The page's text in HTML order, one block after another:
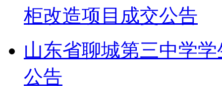
柜改造项目成交公告
山东省聊城第三中学
公告